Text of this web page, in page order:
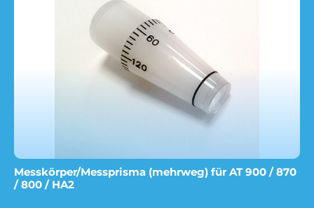
Messkörper/Messprisma (mehrweg) für AT 900 / 870
/ 800 / HA2